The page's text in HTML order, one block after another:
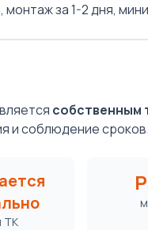
за 1-2 дня,
собственным
и соблюдение сроков.
ТК